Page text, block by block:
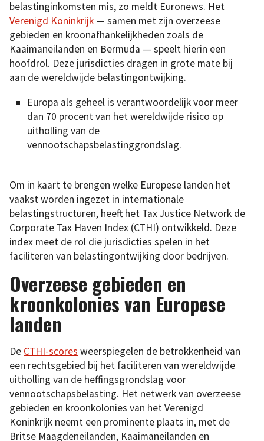
belastinginkomsten mis, zo meldt Euronews. Het
Verenigd Koninkrijk — samen met zijn overzeese
gebieden en kroonafhankelijkheden zoals de
Kaaimaneilanden en Bermuda — speelt hierin een
hoofdrol. Deze jurisdicties dragen in grote mate bij
aan de wereldwijde belastingontwijking.
Europa als geheel is verantwoordelijk voor meer
dan 70 procent van het wereldwijde risico op
uitholling van de
vennootschapsbelastinggrondslag.
Om in kaart te brengen welke Europese landen het
vaakst worden ingezet in internationale
belastingstructuren, heeft het Tax Justice Network de
Corporate Tax Haven Index (CTHI) ontwikkeld. Deze
index meet de rol die jurisdicties spelen in het
faciliteren van belastingontwijking door bedrijven.
Overzeese gebieden en
kroonkolonies van Europese
landen
De CTHI-scores weerspiegelen de betrokkenheid van
een rechtsgebied bij het faciliteren van wereldwijde
uitholling van de heffingsgrondslag voor
vennootschapsbelasting. Het netwerk van overzeese
gebieden en kroonkolonies van het Verenigd
Koninkrijk neemt een prominente plaats in, met de
Britse Maagdeneilanden, Kaaimaneilanden en